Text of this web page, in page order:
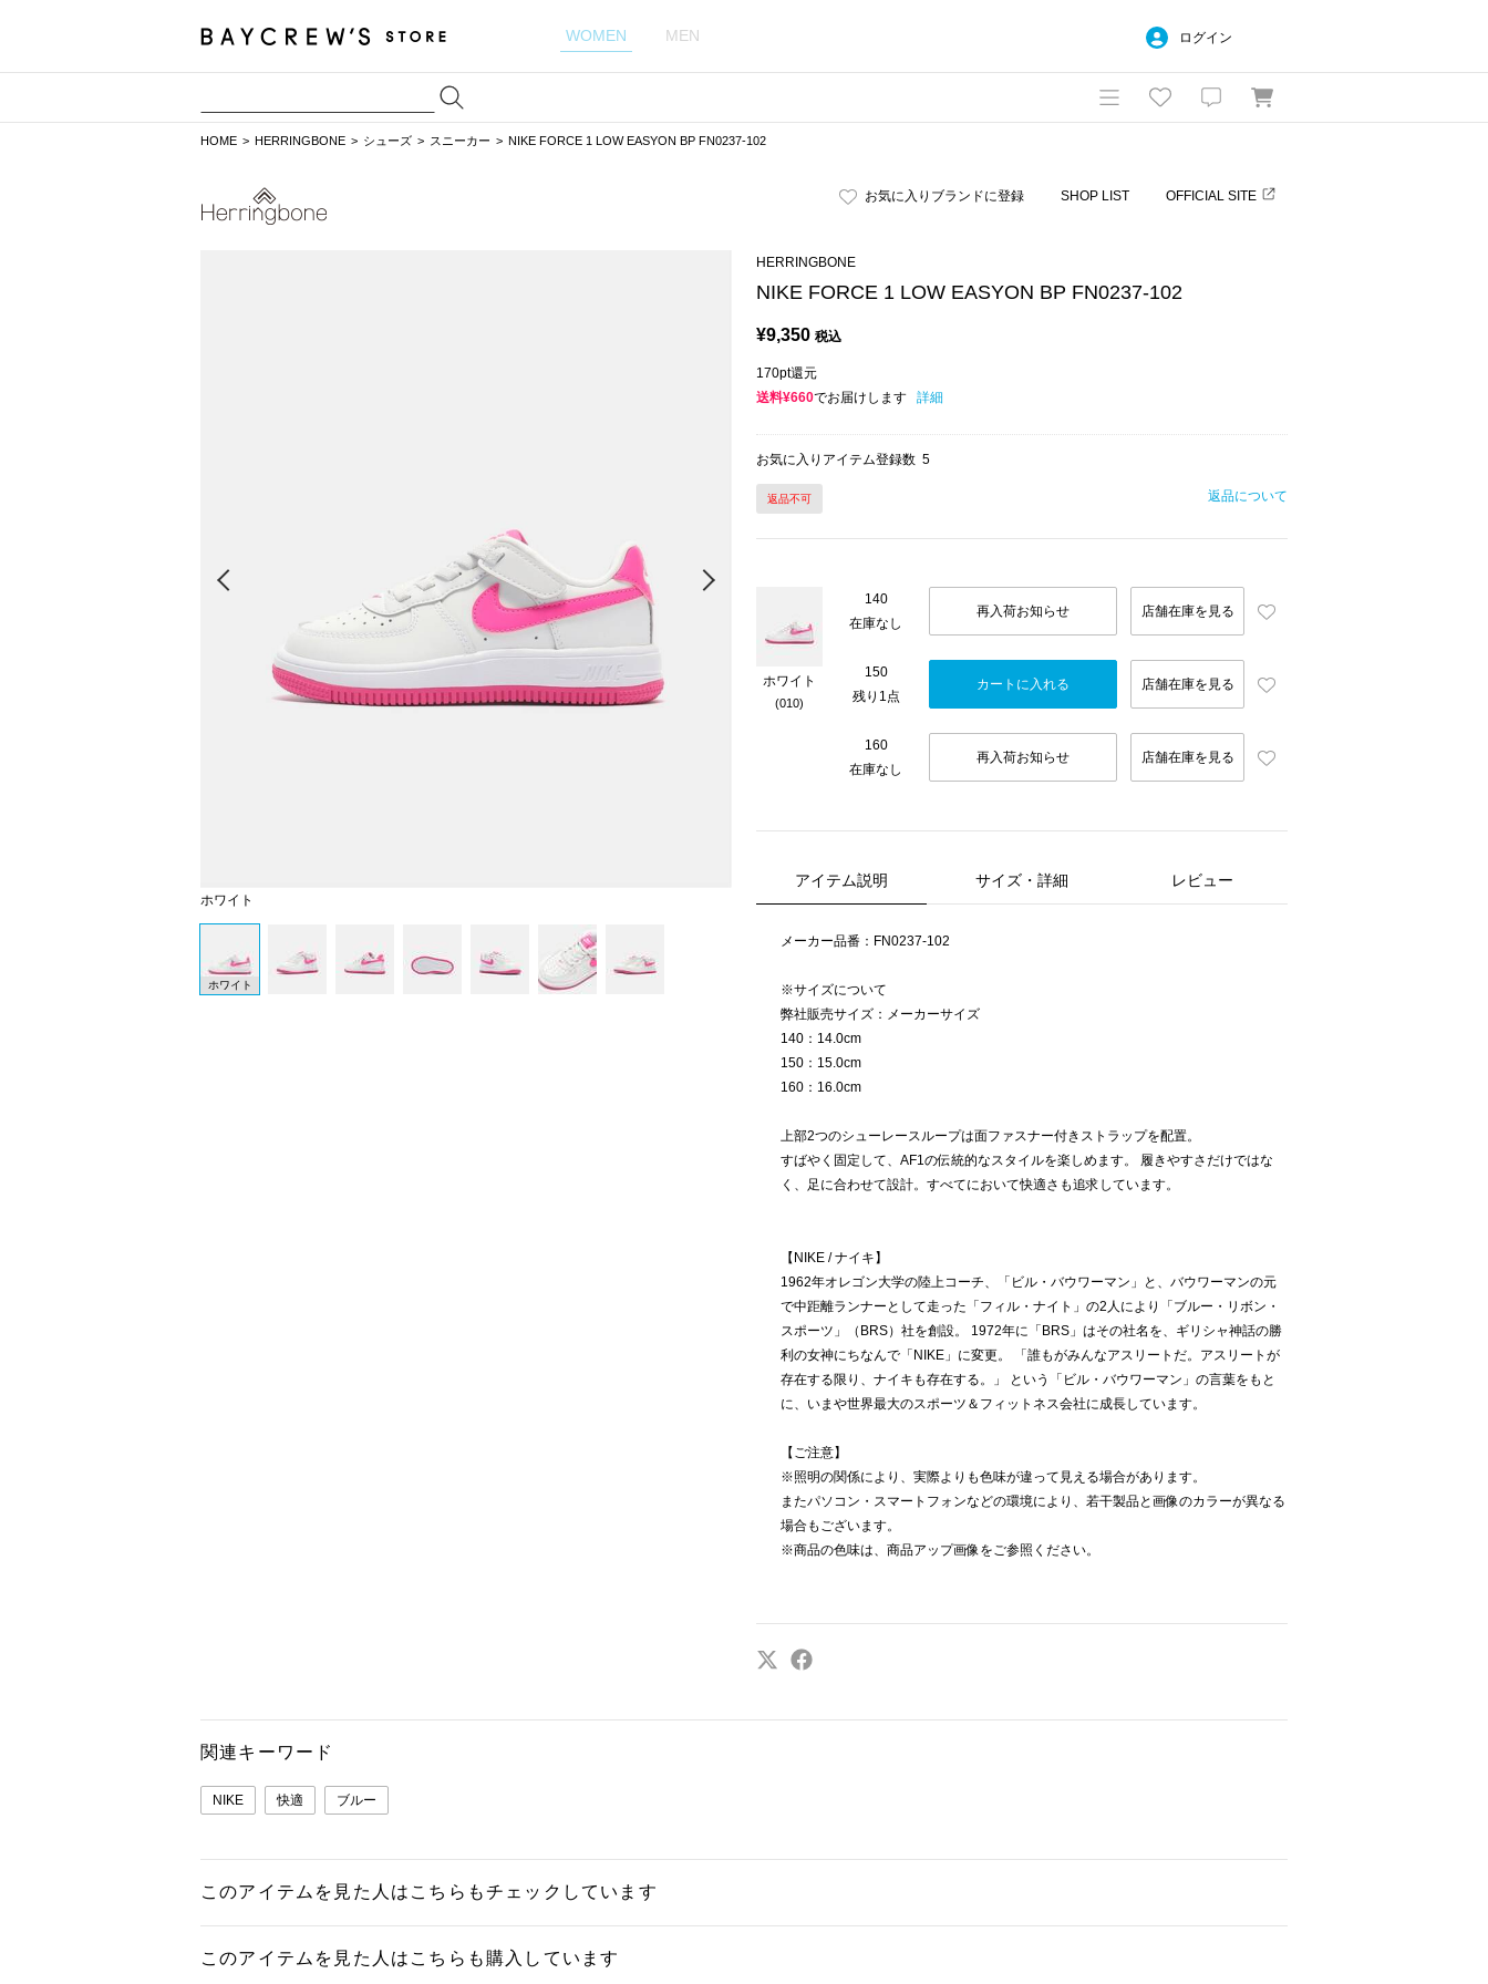
WOMEN MEN ログイン
HOME HERRINGBONE シューズ スニーカー NIKE FORCE 1 LOW EASYON BP FN0237-102
お気に入りブランドに登録 SHOP LIST OFFICIAL SITE
ホワイト
ホワイト
HERRINGBONE
NIKE FORCE 1 LOW EASYON BP FN0237-102
¥9,350 税込
170pt還元
送料¥660でお届けします 詳細
お気に入りアイテム登録数 5
返品不可 返品について
ホワイト
(010)
140
在庫なし
再入荷お知らせ 店舗在庫を見る
150
残り1点
カートに入れる 店舗在庫を見る
160
在庫なし
再入荷お知らせ 店舗在庫を見る
アイテム説明 サイズ・詳細 レビュー
メーカー品番：FN0237-102
※サイズについて
弊社販売サイズ：メーカーサイズ
140：14.0cm
150：15.0cm
160：16.0cm
上部2つのシューレースループは面ファスナー付きストラップを配置。
すばやく固定して、AF1の伝統的なスタイルを楽しめます。 履きやすさだけではな
く、足に合わせて設計。すべてにおいて快適さも追求しています。
【NIKE / ナイキ】
1962年オレゴン大学の陸上コーチ、「ビル・バウワーマン」と、バウワーマンの元
で中距離ランナーとして走った「フィル・ナイト」の2人により「ブルー・リボン・
スポーツ」（BRS）社を創設。 1972年に「BRS」はその社名を、ギリシャ神話の勝
利の女神にちなんで「NIKE」に変更。 「誰もがみんなアスリートだ。アスリートが
存在する限り、ナイキも存在する。」 という「ビル・バウワーマン」の言葉をもと
に、いまや世界最大のスポーツ＆フィットネス会社に成長しています。
【ご注意】
※照明の関係により、実際よりも色味が違って見える場合があります。
またパソコン・スマートフォンなどの環境により、若干製品と画像のカラーが異なる
場合もございます。
※商品の色味は、商品アップ画像をご参照ください。
関連キーワード
NIKE 快適 ブルー
このアイテムを見た人はこちらもチェックしています
このアイテムを見た人はこちらも購入しています